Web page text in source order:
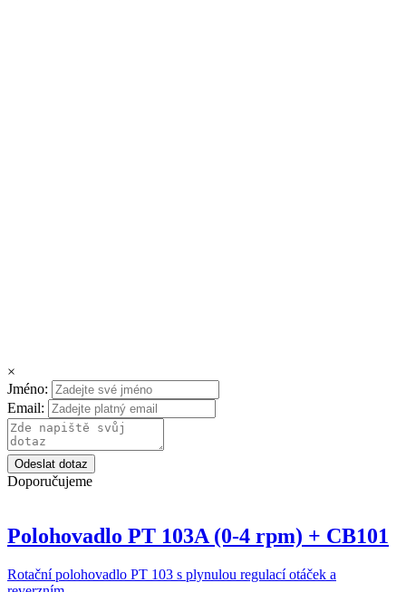
There are no reviews yet.
Be the first to review “Hubice keramická SR 9V č. 6 pr. 9,5/30mm”
Vaše e-mailová adresa nebude zveřejněna.
jsou označeny*
1 2 3 4 5
Your review*
×
Jméno:
Email:
Odeslat dotaz
Doporučujeme
Polohovadlo PT 103A (0-4 rpm) + CB101
Rotační polohovadlo PT 103 s plynulou regulací otáček a